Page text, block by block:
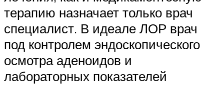
терапию назначает только врач
специалист. В идеале ЛОР врач
под контролем эндоскопического
осмотра аденоидов и
лабораторных показателей